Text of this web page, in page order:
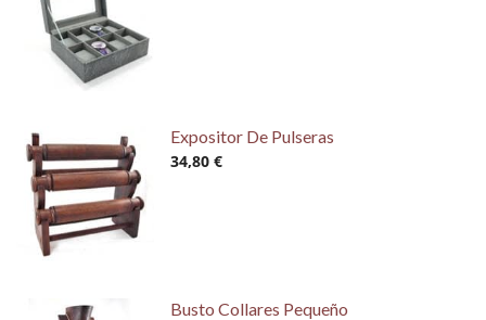
Expositor De Pulseras
34,80 €
Busto Collares Pequeño